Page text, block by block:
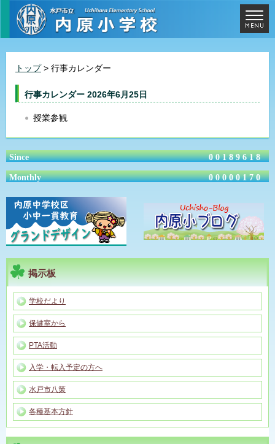
Since 00189618
Monthly 00000170
掲示板
学校だより
保健室から
PTA活動
入学・転入予定の方へ
水戸市八策
各種基本方針
トップ> 行事カレンダー
行事カレンダー 2026年6月25日
授業参観